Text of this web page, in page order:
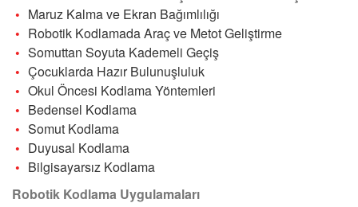
Maruz Kalma ve Ekran Bağımlılığı
Robotik Kodlamada Araç ve Metot Geliştirme
Somuttan Soyuta Kademeli Geçiş
Çocuklarda Hazır Bulunuşluluk
Okul Öncesi Kodlama Yöntemleri
Bedensel Kodlama
Somut Kodlama
Duyusal Kodlama
Bilgisayarsız Kodlama
Robotik Kodlama Uygulamaları